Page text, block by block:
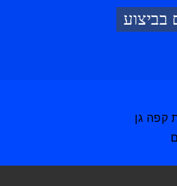
בביצוע